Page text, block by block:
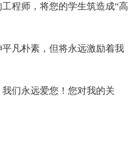
程师，将您的学生筑造成“高
凡朴素，但将永远激励着我
们永远爱您！您对我的关